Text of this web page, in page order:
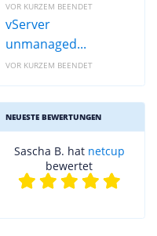
VOR KURZEM BEENDET
vServer
unmanaged...
VOR KURZEM BEENDET
NEUESTE BEWERTUNGEN
Sascha B. hat netcup
bewertet